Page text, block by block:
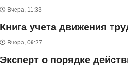
Вчера, 11:33
Книга учета движения
Вчера, 09:27
Эксперт о порядке